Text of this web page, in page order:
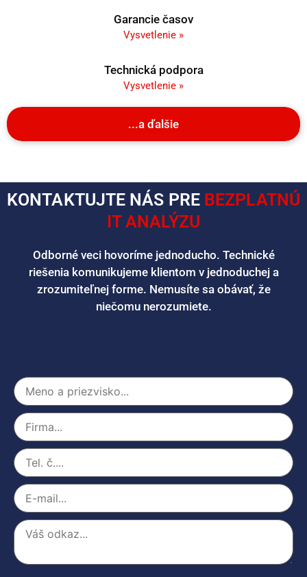
Garancie časov
Vysvetlenie »
Technická podpora
Vysvetlenie »
...a ďalšie
KONTAKTUJTE NÁS PRE BEZPLATNÚ
IT ANALÝZU
Odborné veci hovoríme jednoducho. Technické
riešenia komunikujeme klientom v jednoduchej a
zrozumiteľnej forme. Nemusíte sa obávať, že
niečomu nerozumiete.